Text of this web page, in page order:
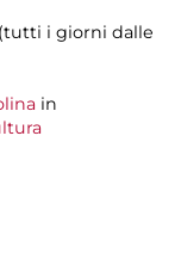
i giorni dalle
in